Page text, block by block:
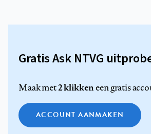
Gratis Ask NTVG
Maak met2 klikkeneen gratis
ACCOUNT AANMAKEN